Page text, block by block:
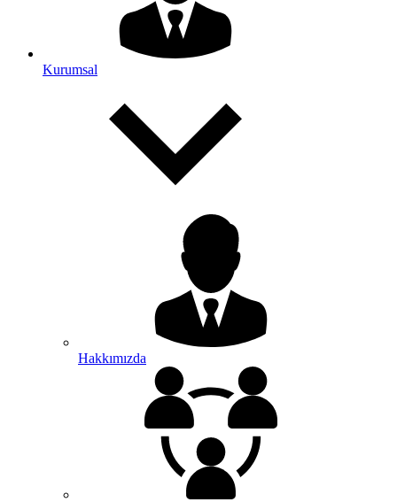
Kurumsal
Hakkımızda